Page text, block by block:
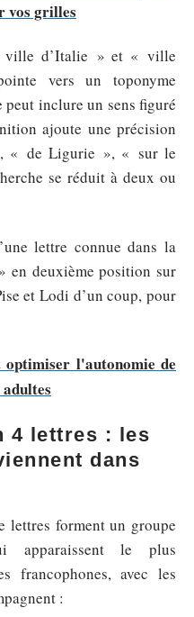
vos grilles
ville d’Italie » et « ville
vers un toponyme
peut inclure un sens figuré
ajoute une précision
« de Ligurie », « sur le
se réduit à deux ou
lettre connue dans la
deuxième position sur
et Lodi d’un coup, pour
optimiser l'autonomie de
4 lettres : les
dans
lettres forment un groupe
apparaissent le plus
francophones, avec les
: